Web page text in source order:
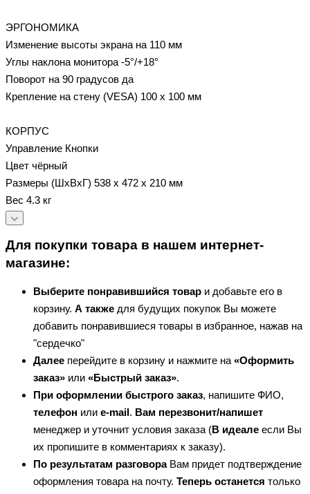
ЭРГОНОМИКА
Изменение высоты экрана на 110 мм
Углы наклона монитора -5°/+18°
Поворот на 90 градусов да
Крепление на стену (VESA) 100 x 100 мм
КОРПУС
Управление Кнопки
Цвет чёрный
Размеры (ШхВхГ) 538 x 472 x 210 мм
Вес 4.3 кг
Для покупки товара в нашем интернет-
магазине:
Выберите понравившийся товар и добавьте его в
корзину. А также для будущих покупок Вы можете
добавить понравившиеся товары в избранное, нажав на
"сердечко"
Далее перейдите в корзину и нажмите на «Оформить
заказ» или «Быстрый заказ».
При оформлении быстрого заказ, напишите ФИО,
телефон или e-mail. Вам перезвонит/напишет
менеджер и уточнит условия заказа (В идеале если Вы
их пропишите в комментариях к заказу).
По результатам разговораВам придет подтверждение
оформления товара на почту. Теперь останется только